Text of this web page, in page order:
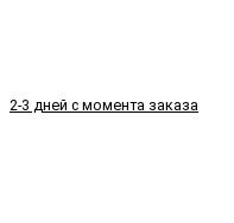
2-3 дней с момента заказа